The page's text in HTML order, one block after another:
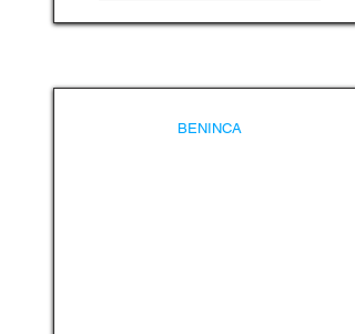
BENINCA